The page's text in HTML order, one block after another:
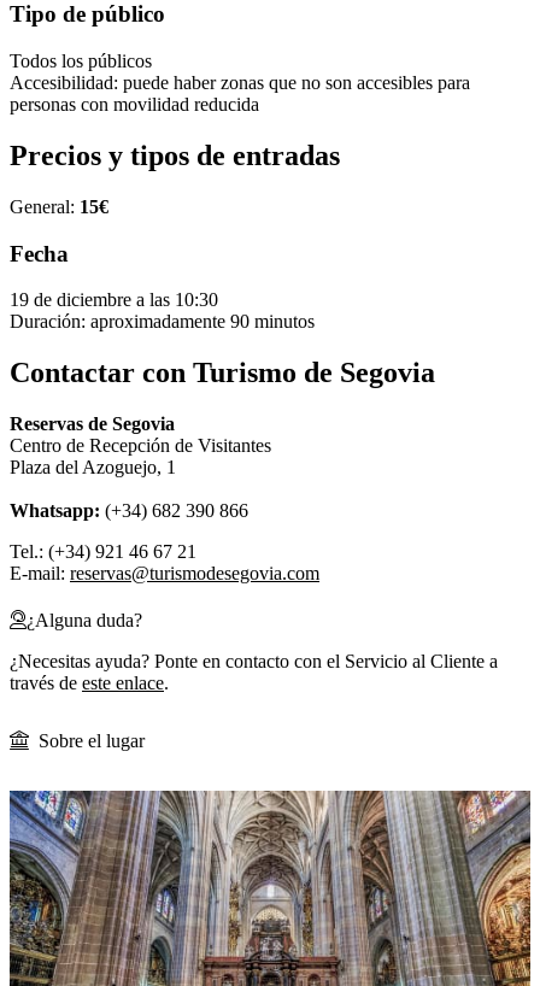
Tipo de público
Todos los públicos
Accesibilidad: puede haber zonas que no son accesibles para
personas con movilidad reducida
Precios y tipos de entradas
General: 15€
Fecha
19 de diciembre a las 10:30
Duración: aproximadamente 90 minutos
Contactar con Turismo de Segovia
Reservas de Segovia
Centro de Recepción de Visitantes
Plaza del Azoguejo, 1
Whatsapp: (+34) 682 390 866
Tel.: (+34) 921 46 67 21
E-mail: reservas@turismodesegovia.com
¿Alguna duda?
¿Necesitas ayuda? Ponte en contacto con el Servicio al Cliente a
través de este enlace.
Sobre el lugar